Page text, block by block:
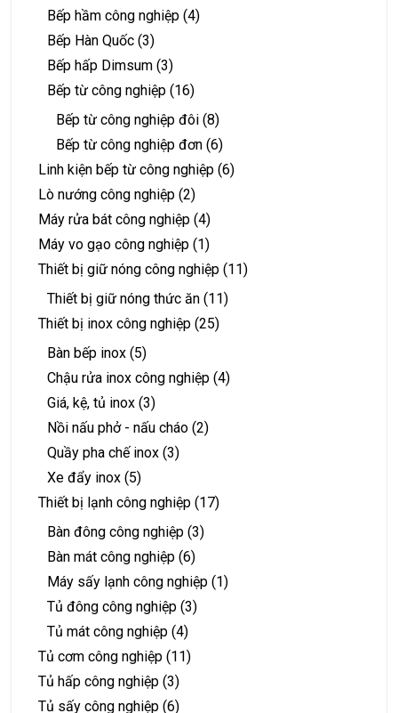
Bếp hầm công nghiệp (4)
Bếp Hàn Quốc (3)
Bếp hấp Dimsum (3)
Bếp từ công nghiệp (16)
Bếp từ công nghiệp đôi (8)
Bếp từ công nghiệp đơn (6)
Linh kiện bếp từ công nghiệp (6)
Lò nướng công nghiệp (2)
Máy rửa bát công nghiệp (4)
Máy vo gạo công nghiệp (1)
Thiết bị giữ nóng công nghiệp (11)
Thiết bị giữ nóng thức ăn (11)
Thiết bị inox công nghiệp (25)
Bàn bếp inox (5)
Chậu rửa inox công nghiệp (4)
Giá, kệ, tủ inox (3)
Nồi nấu phở - nấu cháo (2)
Quầy pha chế inox (3)
Xe đẩy inox (5)
Thiết bị lạnh công nghiệp (17)
Bàn đông công nghiệp (3)
Bàn mát công nghiệp (6)
Máy sấy lạnh công nghiệp (1)
Tủ đông công nghiệp (3)
Tủ mát công nghiệp (4)
Tủ cơm công nghiệp (11)
Tủ hấp công nghiệp (3)
Tủ sấy công nghiệp (6)